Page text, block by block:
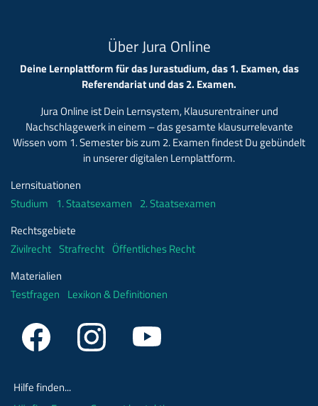
Über Jura Online
Deine Lernplattform für das Jurastudium, das 1. Examen, das
Referendariat und das 2. Examen.
Jura Online ist Dein Lernsystem, Klausurentrainer und
Nachschlagewerk in einem – das gesamte klausurrelevante
Wissen vom 1. Semester bis zum 2. Examen findest Du gebündelt
in unserer digitalen Lernplattform.
Lernsituationen
Studium 1. Staatsexamen 2. Staatsexamen
Rechtsgebiete
Zivilrecht Strafrecht Öffentliches Recht
Materialien
Testfragen Lexikon & Definitionen
Hilfe finden...